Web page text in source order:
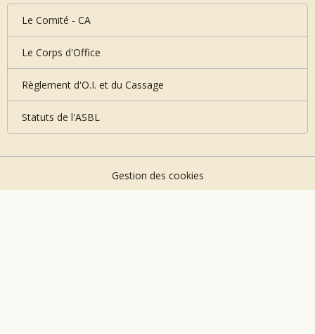
Le Comité - CA
Le Corps d'Office
Règlement d'O.I. et du Cassage
Statuts de l'ASBL
Gestion des cookies